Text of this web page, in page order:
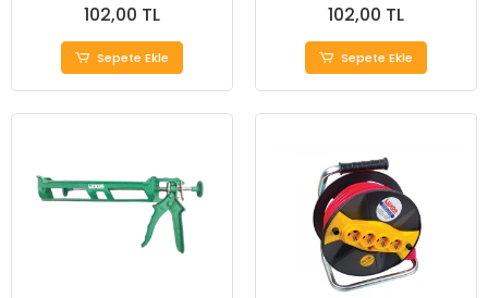
102,00 TL
Sepete Ekle
102,00 TL
Sepete Ekle